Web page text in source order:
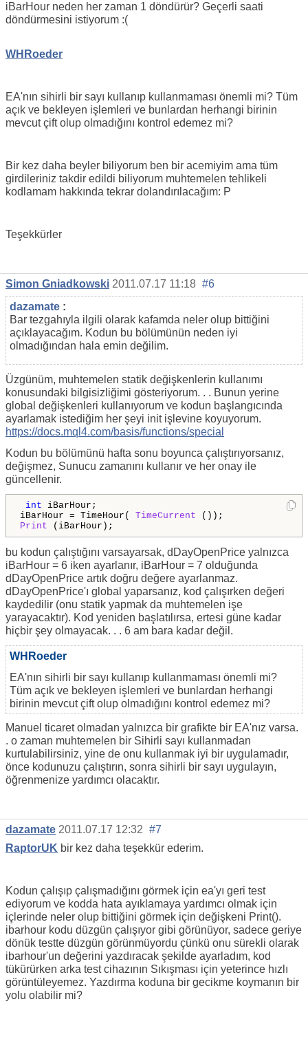
iBarHour neden her zaman 1 döndürür? Geçerli saati
döndürmesini istiyorum :(
WHRoeder
EA'nın sihirli bir sayı kullanıp kullanmaması önemli mi? Tüm
açık ve bekleyen işlemleri ve bunlardan herhangi birinin
mevcut çift olup olmadığını kontrol edemez mi?
Bir kez daha beyler biliyorum ben bir acemiyim ama tüm
girdileriniz takdir edildi biliyorum muhtemelen tehlikeli
kodlamam hakkında tekrar dolandırılacağım: P
Teşekkürler
Simon Gniadkowski 2011.07.17 11:18 #6
dazamate :
Bar tezgahıyla ilgili olarak kafamda neler olup bittiğini
açıklayacağım. Kodun bu bölümünün neden iyi
olmadığından hala emin değilim.
Üzgünüm, muhtemelen statik değişkenlerin kullanımı
konusundaki bilgisizliğimi gösteriyorum. . . Bunun yerine
global değişkenleri kullanıyorum ve kodun başlangıcında
ayarlamak istediğim her şeyi init işlevine koyuyorum.
https://docs.mql4.com/basis/functions/special
Kodun bu bölümünü hafta sonu boyunca çalıştırıyorsanız,
değişmez, Sunucu zamanını kullanır ve her onay ile
güncellenir.
int iBarHour;
iBarHour = TimeHour( TimeCurrent
Print (iBarHour);
bu kodun çalıştığını varsayarsak, dDayOpenPrice yalnızca
iBarHour = 6 iken ayarlanır, iBarHour = 7 olduğunda
dDayOpenPrice artık doğru değere ayarlanmaz.
dDayOpenPrice'ı global yaparsanız, kod çalışırken değeri
kaydedilir (onu statik yapmak da muhtemelen işe
yarayacaktır). Kod yeniden başlatılırsa, ertesi güne kadar
hiçbir şey olmayacak. . . 6 am bara kadar değil.
WHRoeder
EA'nın sihirli bir sayı kullanıp kullanmaması önemli mi?
Tüm açık ve bekleyen işlemleri ve bunlardan herhangi
birinin mevcut çift olup olmadığını kontrol edemez mi?
Manuel ticaret olmadan yalnızca bir grafikte bir EA'nız varsa.
. o zaman muhtemelen bir Sihirli sayı kullanmadan
kurtulabilirsiniz, yine de onu kullanmak iyi bir uygulamadır,
önce kodunuzu çalıştırın, sonra sihirli bir sayı uygulayın,
öğrenmenize yardımcı olacaktır.
dazamate 2011.07.17 12:32 #7
RaptorUK bir kez daha teşekkür ederim.
Kodun çalışıp çalışmadığını görmek için ea'yı geri test
ediyorum ve kodda hata ayıklamaya yardımcı olmak için
içlerinde neler olup bittiğini görmek için değişkeni Print().
ibarhour kodu düzgün çalışıyor gibi görünüyor, sadece geriye
dönük testte düzgün görünmüyordu çünkü onu sürekli olarak
ibarhour'un değerini yazdıracak şekilde ayarladım, kod
tükürürken arka test cihazının Sıkışması için yeterince hızlı
görüntüleyemez. Yazdırma koduna bir gecikme koymanın bir
yolu olabilir mi?